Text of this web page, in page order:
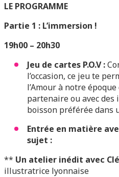
LE PROGRAMME
Partie 1 : L’immersion !
19h00 – 20h30
Jeu de cartes P.O.V :
l’occasion, ce jeu te
l’Amour à notre
partenaire ou avec des
boisson préférée dans
Entrée en matière
sujet :
** Un atelier inédit avec
illustratrice lyonnaise